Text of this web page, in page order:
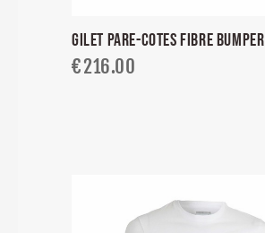
GILET PARE-COTES FIBRE BUMPER
€216.00